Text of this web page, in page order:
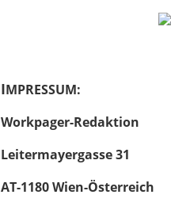
IMPRESSUM:
Workpager-Redaktion
Leitermayergasse 31
AT-1180 Wien-Österreich